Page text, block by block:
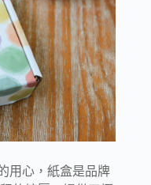
用心，紙盒是品牌